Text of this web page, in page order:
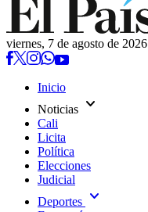
viernes, 7 de agosto de 2026
Inicio
Noticias expand_more
Cali
Licita
Política
Elecciones
Judicial
Deportes expand_more